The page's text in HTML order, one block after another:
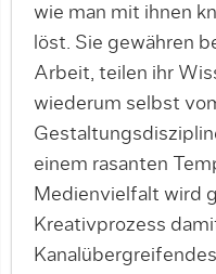
wie man mit ihnen
löst. Sie gewähren
Arbeit, teilen ihr
wiederum selbst
einem rasanten
Medienvielfalt wird
Kreativprozess